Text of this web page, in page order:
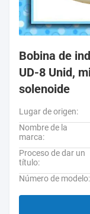
Bobina de
UD-8 Unid,
solenoide
Lugar de origen:
Nombre de la
marca:
Proceso de dar un
título:
Número de modelo: